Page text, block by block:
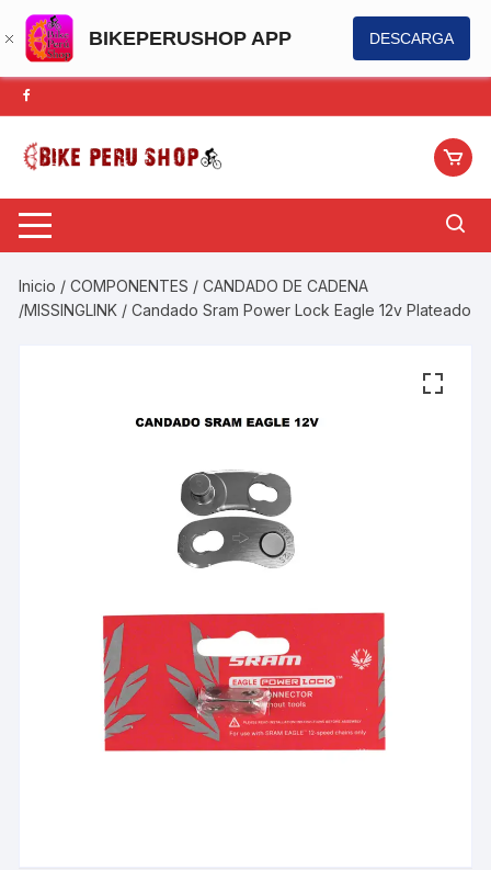
BIKEPERUSHOP APP DESCARGA
Saltar
al
contenido
Inicio /COMPONENTES /CANDADO DE CADENA
/MISSINGLINK / Candado Sram Power Lock Eagle 12v Plateado